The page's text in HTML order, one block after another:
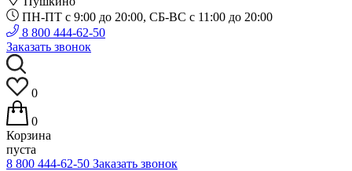
ПН-ПТ с 9:00 до 20:00, СБ-ВС с 11:00 до 20:00
8 800 444-62-50
Заказать звонок
0
0
Корзина
пуста
8 800 444-62-50 Заказать звонок